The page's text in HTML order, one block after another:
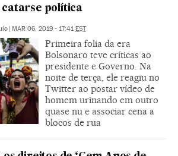
catarse política
| MAR 06, 2019 - 17:41EST
Primeira folia da era
Bolsonaro teve críticas ao
presidente e Governo. Na
noite de terça, ele reagiu no
Twitter ao postar vídeo de
homem urinando em outro
quase nu e associar cena a
blocos de rua